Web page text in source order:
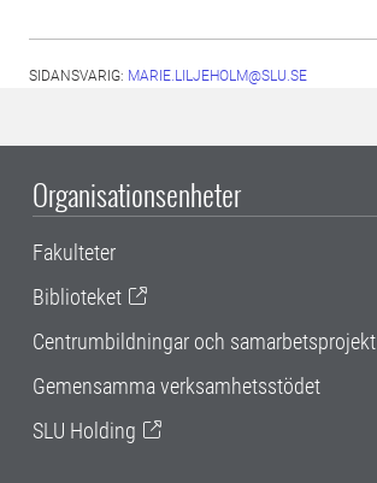
SIDANSVARIG: MARIE.LILJEHOLM@SLU.SE
Organisationsenheter
Fakulteter
Biblioteket
Centrumbildningar och samarbetsprojekt
Gemensamma verksamhetsstödet
SLU Holding